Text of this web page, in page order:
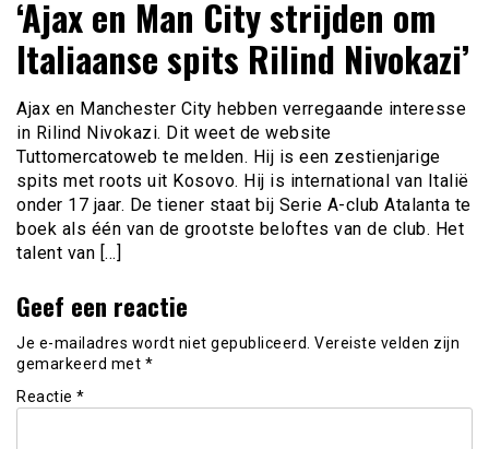
‘Ajax en Man City strijden om
Italiaanse spits Rilind Nivokazi’
Ajax en Manchester City hebben verregaande interesse
in Rilind Nivokazi. Dit weet de website
Tuttomercatoweb te melden. Hij is een zestienjarige
spits met roots uit Kosovo. Hij is international van Italië
onder 17 jaar. De tiener staat bij Serie A-club Atalanta te
boek als één van de grootste beloftes van de club. Het
talent van […]
Geef een reactie
Je e-mailadres wordt niet gepubliceerd. Vereiste velden zijn
gemarkeerd met *
Reactie *